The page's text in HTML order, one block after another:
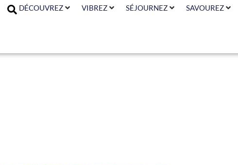
DÉCOUVREZ VIBREZ SÉJOURNEZ SAVOUREZ